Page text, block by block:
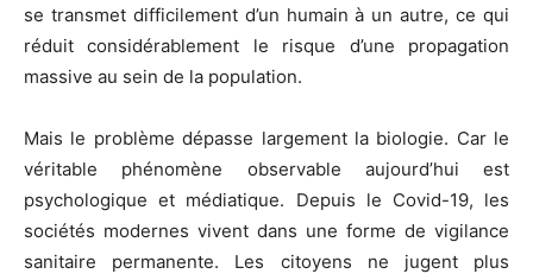
se transmet difficilement d’un humain à un autre, ce qui
réduit considérablement le risque d’une propagation
massive au sein de la population.
Mais le problème dépasse largement la biologie. Car le
véritable phénomène observable aujourd’hui est
psychologique et médiatique. Depuis le Covid-19, les
sociétés modernes vivent dans une forme de vigilance
sanitaire permanente. Les citoyens ne jugent plus